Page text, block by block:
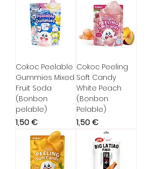
Cokoc Peelable
Gummies Mixed
Fruit Soda
(Bonbon
pelable)
Prix
1,50 €
Cokoc Peeling
Soft Candy
White Peach
(Bonbon
Pelable)
Prix
1,50 €